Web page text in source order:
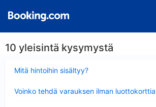
10 yleisintä kysymystä
Mitä hintoihin sisältyy?
Voinko tehdä varauksen ilman